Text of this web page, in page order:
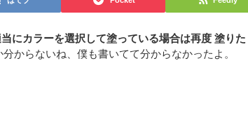
にカラーを選択して塗っている場合は再度 塗りた
分からないね、僕も書いてて分からなかったよ。